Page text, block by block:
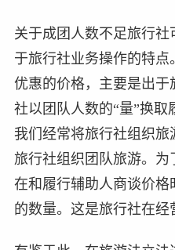
关于成团人数不足旅行
于旅行社业务操作的特
优惠的价格，主要是出
社以团队人数的“量”换取
我们经常将旅行社组织
旅行社组织团队旅游。
在和履行辅助人商谈价
的数量。这是旅行社在经